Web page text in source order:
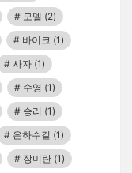
모델 (2)
바이크 (1)
사자 (1)
수영 (1)
승리 (1)
은하수길 (1)
장미란 (1)